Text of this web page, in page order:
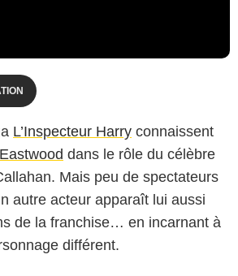
L’Inspecteur Harry connaissent
dans le rôle du célèbre
Mais peu de spectateurs
autre acteur apparaît lui aussi
de la franchise… en incarnant à
différent.